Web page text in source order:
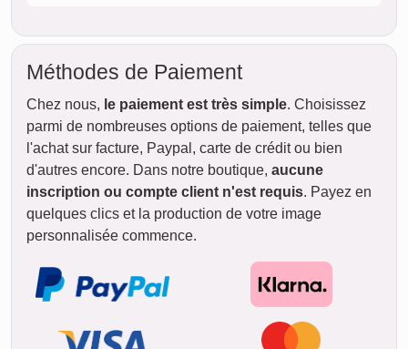
Méthodes de Paiement
Chez nous, le paiement est très simple. Choisissez
parmi de nombreuses options de paiement, telles que
l'achat sur facture, Paypal, carte de crédit ou bien
d'autres encore. Dans notre boutique, aucune
inscription ou compte client n'est requis. Payez en
quelques clics et la production de votre image
personnalisée commence.